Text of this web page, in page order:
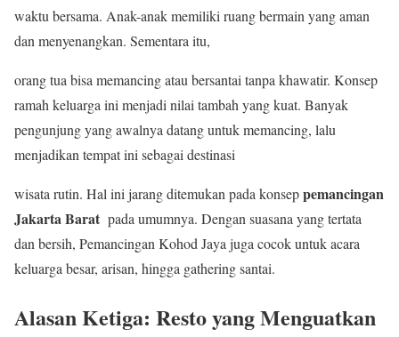
waktu bersama. Anak-anak memiliki ruang bermain yang aman
dan menyenangkan. Sementara itu,
orang tua bisa memancing atau bersantai tanpa khawatir. Konsep
ramah keluarga ini menjadi nilai tambah yang kuat. Banyak
pengunjung yang awalnya datang untuk memancing, lalu
menjadikan tempat ini sebagai destinasi
wisata rutin. Hal ini jarang ditemukan pada konseppemancingan
Jakarta Barat pada umumnya. Dengan suasana yang tertata
dan bersih, Pemancingan Kohod Jaya juga cocok untuk acara
keluarga besar, arisan, hingga gathering santai.
Alasan Ketiga: Resto yang Menguatkan